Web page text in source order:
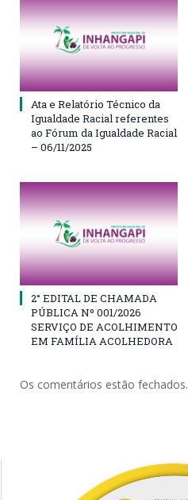
Ata e Relatório Técnico da
Igualdade Racial referentes
ao Fórum da Igualdade Racial
– 06/11/2025
2° EDITAL DE CHAMADA
PÚBLICA Nº 001/2026
SERVIÇO DE ACOLHIMENTO
EM FAMÍLIA ACOLHEDORA
Os comentários estão fechados.